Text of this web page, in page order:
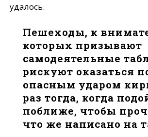
удалось.
Пешеходы, к
которых призывают
самодеятельные
рискуют оказаться
опасным ударом
раз тогда, когда
поближе, чтобы
что же написано на